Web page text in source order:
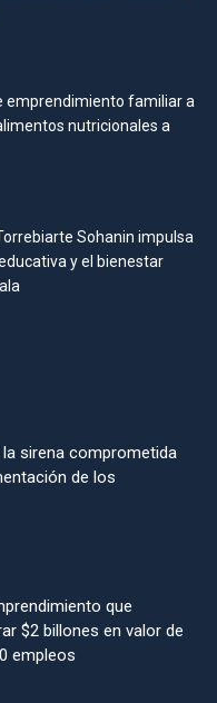
emprendimiento familiar a
nutricionales a
Sohanin impulsa
y el bienestar
sirena comprometida
de los
que
$2 billones en valor de
empleos